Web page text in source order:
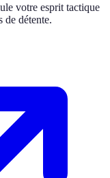
votre esprit tactique
de détente.